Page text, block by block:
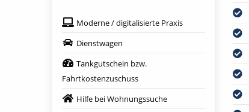
Moderne / digitalisierte Praxis
Dienstwagen
Tankgutschein bzw.
Fahrtkostenzuschuss
Hilfe bei Wohnungssuche